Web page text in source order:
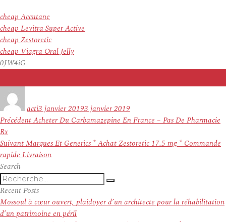
cheap Accutane
cheap Levitra Super Active
cheap Zestoretic
cheap Viagra Oral Jelly
0JW4iG
actile
3 janvier 20193 janvier 2019
Navigation
de
l’article
PrécédentArticle
Acheter Du Carbamazepine En France – Pas De Pharmacie
Rx
SuivantArticle
suivant :
Marques Et Generics * Achat Zestoretic 17.5 mg * Commande
rapide Livraison
Search
Recherche
pour
:
Recherche
Recent Posts
Mossoul à cœur ouvert, plaidoyer d’un architecte pour la réhabilitation
d’un patrimoine en péril